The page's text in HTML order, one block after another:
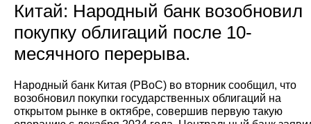
Китай: Народный банк возобновил
покупку облигаций после 10-
месячного перерыва.
Народный банк Китая (PBoC) во вторник сообщил, что
возобновил покупки государственных облигаций на
открытом рынке в октябре, совершив первую такую